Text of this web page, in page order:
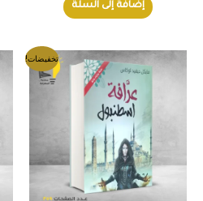
إضافة إلى السلة
تخفيضات!
السعر
الأصلي
هو:
200EGP.
السعر
الحالي